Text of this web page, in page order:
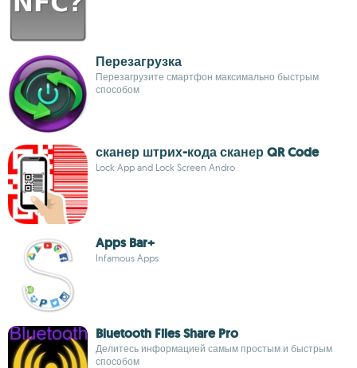
Перезагрузка
Перезагрузите смартфон максимально быстрым
способом
сканер штрих-кода сканер QR Code
Lock App and Lock Screen Andro
Apps Bar+
Infamous Apps
Bluetooth Files Share Pro
Делитесь информацией самым простым и быстрым
способом